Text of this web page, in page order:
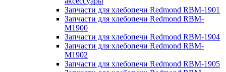
Запчасти для хлебопечи Redmond RBM-1901
Запчасти для хлебопечи Redmond RBM-
M1900
Запчасти для хлебопечи Redmond RBM-1904
Запчасти для хлебопечи Redmond RBM-
M1902
Запчасти для хлебопечи Redmond RBM-1905